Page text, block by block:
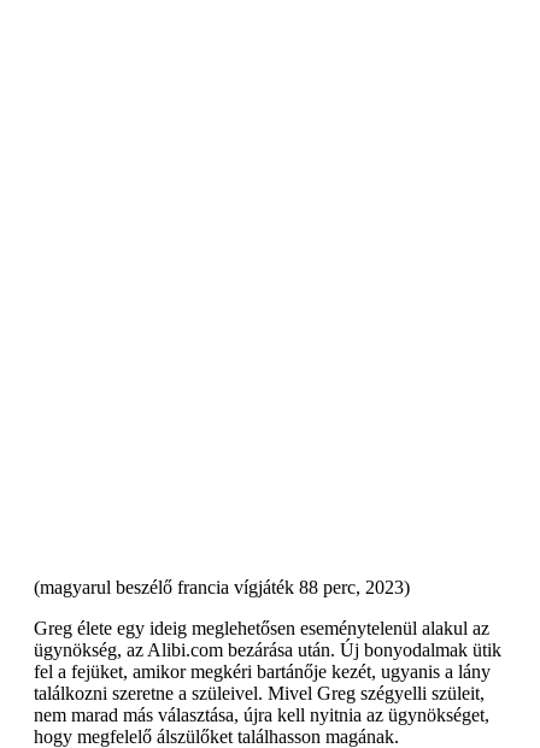
(magyarul beszélő francia vígjáték 88 perc, 2023)
Greg élete egy ideig meglehetősen eseménytelenül alakul az
ügynökség, az Alibi.com bezárása után. Új bonyodalmak ütik
fel a fejüket, amikor megkéri bartánője kezét, ugyanis a lány
találkozni szeretne a szüleivel. Mivel Greg szégyelli szüleit,
nem marad más választása, újra kell nyitnia az ügynökséget,
hogy megfelelő álszülőket találhasson magának.